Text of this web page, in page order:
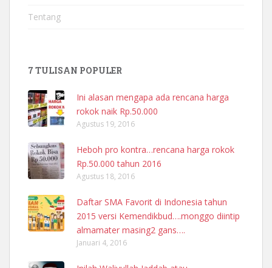
Tentang
7 TULISAN POPULER
Ini alasan mengapa ada rencana harga
rokok naik Rp.50.000
Agustus 19, 2016
Heboh pro kontra…rencana harga rokok
Rp.50.000 tahun 2016
Agustus 18, 2016
Daftar SMA Favorit di Indonesia tahun
2015 versi Kemendikbud….monggo diintip
almamater masing2 gans….
Januari 4, 2016